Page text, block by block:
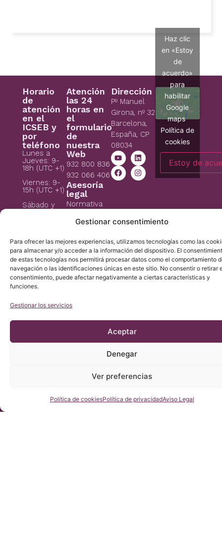
Gestionar consentimiento
Para ofrecer las mejores experiencias, utilizamos tecnologías como las
para almacenar y/o acceder a la información del dispositivo. El
de estas tecnologías nos permitirá procesar datos como el comportamiento
navegación o las identificaciones únicas en este sitio. No consentir o retirar
consentimiento, puede afectar negativamente a ciertas características y
funciones.
Gestionar los servicios
Aceptar
Denegar
Ver preferencias
Política de cookiesPolítica de privacidadAviso Legal
Horario
de
atención
en el
ICSEB y
por
teléfono
Lunes a
Jueves: 9-
18h (UTC +1)
Viernes: 9-
15h (UTC +1)
Sábado y
Atención
las 24
horas en
el
formulario
de
nuestra
Web
932 800 836
932 066 406
Asesoría
legal
Normativa
Aviso Legal
privacidad
Política de
cookies
Dirección
Pº Manuel
Girona, nº 32
Barcelona,
España, CP
08034
Haz clic
en «Estoy
de
acuerdo»
para
habilitar
Google
maps
Política de
cookies
Estoy de
Consúltenos